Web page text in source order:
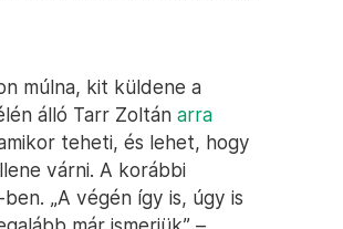
múlna, kit küldene a
álló Tarr Zoltán arra
teheti, és lehet, hogy
várni. A korábbi
„A végén így is, úgy is